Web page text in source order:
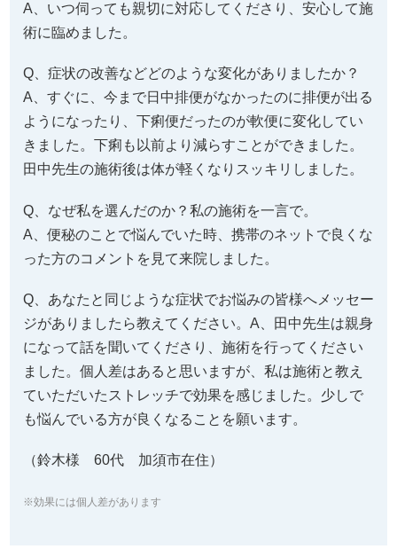
A、いつ伺っても親切に対応してくださり、安心して施
術に臨めました。
Q、症状の改善などどのような変化がありましたか？
A、すぐに、今まで日中排便がなかったのに排便が出る
ようになったり、下痢便だったのが軟便に変化してい
きました。下痢も以前より減らすことができました。
田中先生の施術後は体が軽くなりスッキリしました。
Q、なぜ私を選んだのか？私の施術を一言で。
A、便秘のことで悩んでいた時、携帯のネットで良くな
った方のコメントを見て来院しました。
Q、あなたと同じような症状でお悩みの皆様へメッセー
ジがありましたら教えてください。A、田中先生は親身
になって話を聞いてくださり、施術を行ってください
ました。個人差はあると思いますが、私は施術と教え
ていただいたストレッチで効果を感じました。少しで
も悩んでいる方が良くなることを願います。
（鈴木様 60代 加須市在住）
※効果には個人差があります